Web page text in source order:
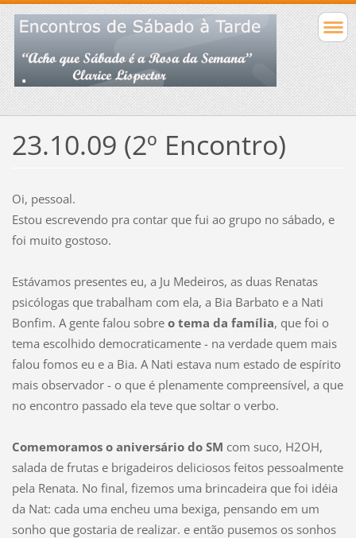
23.10.09 (2º Encontro)
Oi, pessoal.
Estou escrevendo pra contar que fui ao grupo no sábado, e
foi muito gostoso.
Estávamos presentes eu, a Ju Medeiros, as duas Renatas
psicólogas que trabalham com ela, a Bia Barbato e a Nati
Bonfim. A gente falou sobre o tema da família, que foi o
tema escolhido democraticamente - na verdade quem mais
falou fomos eu e a Bia. A Nati estava num estado de espírito
mais observador - o que é plenamente compreensível, a que
no encontro passado ela teve que soltar o verbo.
Comemoramos o aniversário do SM com suco, H2OH,
salada de frutas e brigadeiros deliciosos feitos pessoalmente
pela Renata. No final, fizemos uma brincadeira que foi idéia
da Nat: cada uma encheu uma bexiga, pensando em um
sonho que gostaria de realizar. e então pusemos os sonhos